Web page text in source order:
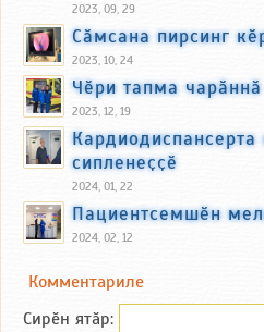
2023, 09, 29
Сӑмсана пирсинг
2023, 10, 24
Чӗри тапма
2023, 12, 19
сипленеҫҫӗ
2024, 01, 22
Пациентсемшӗн
2024, 02, 12
Комментариле
Сирӗн ятӑp: